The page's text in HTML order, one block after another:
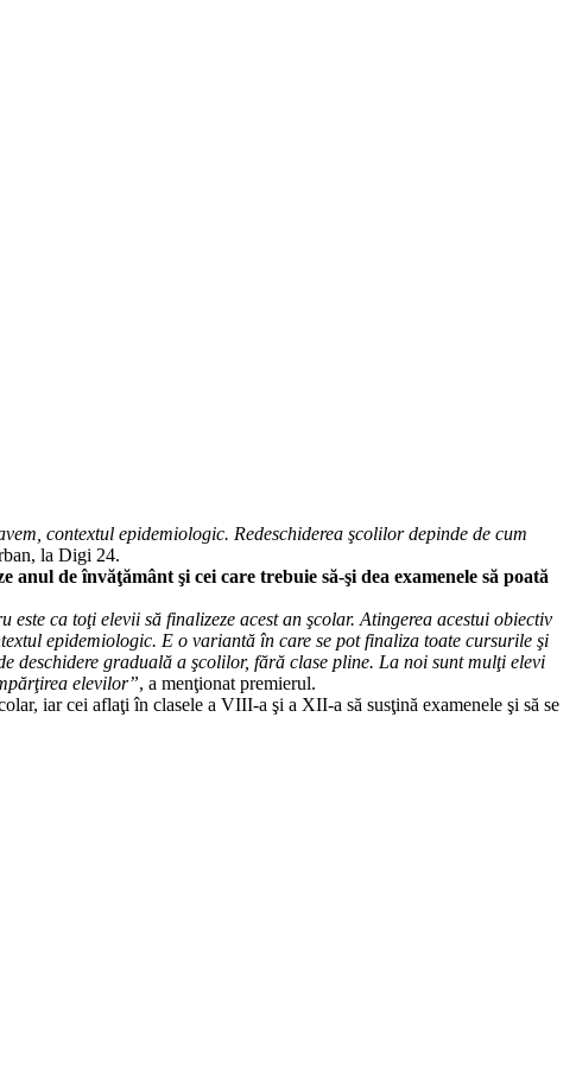
contextul epidemiologic. Redeschiderea şcolilor depinde de cum
la Digi 24.
de învăţământ şi cei care trebuie să-şi dea examenele să poată
ca toţi elevii să finalizeze acest an şcolar. Atingerea acestui obiectiv
epidemiologic. E o variantă în care se pot finaliza toate cursurile şi
deschidere graduală a şcolilor, fără clase pline. La noi sunt mulţi elevi
elevilor”, a menţionat premierul.
iar cei aflaţi în clasele a VIII-a şi a XII-a să susţină examenele şi să se